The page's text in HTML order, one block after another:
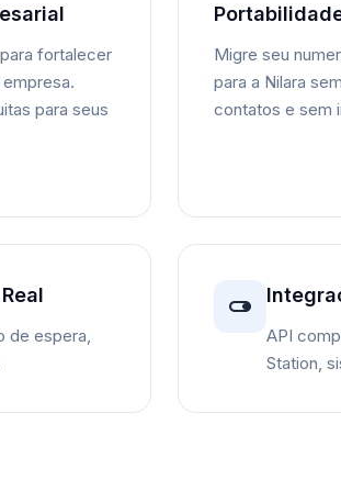
fortalecer
para seus
Migre seu
para a Nilara
contatos e sem
de espera,
API
Station,